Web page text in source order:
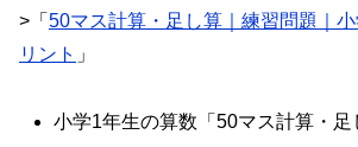
>「 50マス計算・足し算｜練習問題｜
リント 」
小学1年生の算数「50マス計算・足